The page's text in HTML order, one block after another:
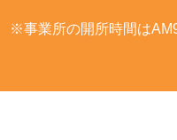
※事業所の開所時間は